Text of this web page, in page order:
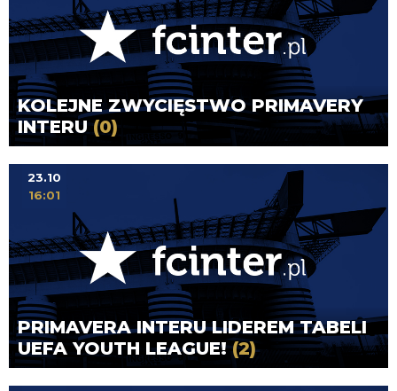
KOLEJNE ZWYCIĘSTWO PRIMAVERY
INTERU(0)
PRIMAVERA INTERU LIDEREM TABELI
UEFA YOUTH LEAGUE!(2)
23.10
16:01